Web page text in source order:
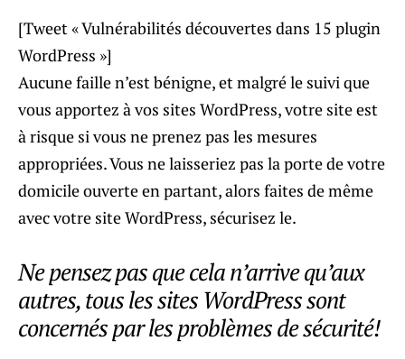
[Tweet « Vulnérabilités découvertes dans 15 plugin
WordPress »]
Aucune faille n’est bénigne, et malgré le suivi que
vous apportez à vos sites WordPress, votre site est
à risque si vous ne prenez pas les mesures
appropriées. Vous ne laisseriez pas la porte de votre
domicile ouverte en partant, alors faites de même
avec votre site WordPress, sécurisez le.
Ne pensez pas que cela n’arrive qu’aux
autres, tous les sites WordPress sont
concernés par les problèmes de sécurité!